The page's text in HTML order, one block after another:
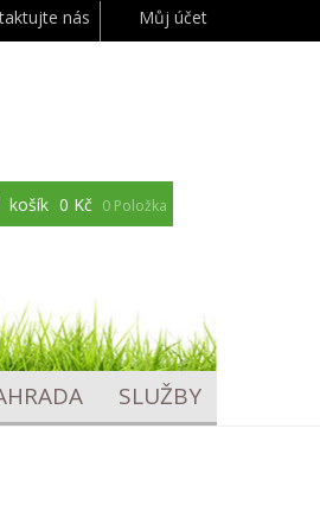
nás Můj účet
košík 0 Kč 0 Položka
SLUŽBY